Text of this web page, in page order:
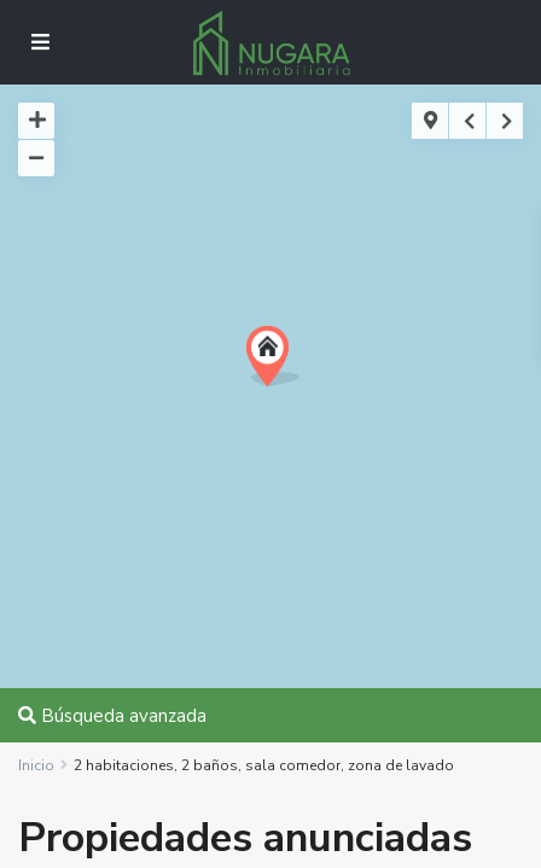
Búsqueda avanzada
Inicio 2 habitaciones, 2 baños, sala comedor, zona de lavado
Propiedades anunciadas